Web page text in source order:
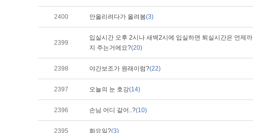
2400 안올리려다가 올려봄(3)
2399
입실시간 오후 2시나 새벽2시에 입실하면 퇴실시간은 언제까
지 주는거에요?(20)
2398 야간보조가 원래이럼?(22)
2397 오늘의 눈 호강(14)
2396 손님 어디 같어..?(10)
2395 화요일?(3)